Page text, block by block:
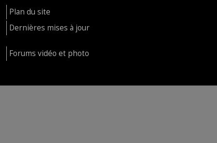
Plan du site
Dernières mises à jour
Forums vidéo et photo